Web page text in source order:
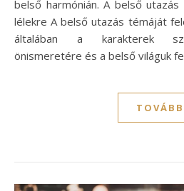
belső harmónián. A belső
lélekre A belső utazás témáját
általában a karakterek
önismeretére és a belső világuk
TOVÁBB